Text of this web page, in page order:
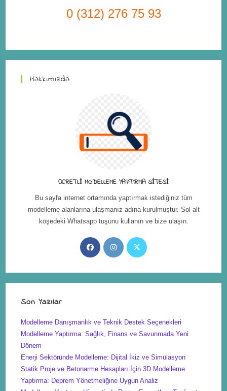
0 (312) 276 75 93
Hakkımızda
ÜCRETLI MODELLEME YAPTIRMA SITESI
Bu sayfa internet ortamında yaptırmak istediğiniz tüm
modelleme alanlarına ulaşmanız adına kurulmuştur. Sol alt
köşedeki Whatsapp tuşunu kullanın ve bize ulaşın.
Son Yazılar
Modelleme Danışmanlık ve Teknik Destek Seçenekleri
Modelleme Yaptırma: Sağlık, Finans ve Savunmada Yeni
Dönem
Enerji Sektöründe Modelleme: Dijital İkiz ve Simülasyon
Statik Proje ve Betonarme Hesapları İçin 3D Modelleme
Yaptırma: Deprem Yönetmeliğine Uygun Analiz